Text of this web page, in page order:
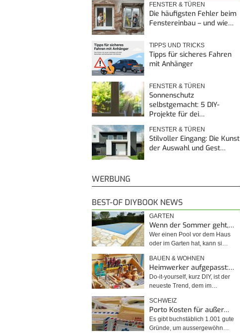
FENSTER & TÜREN
Die häufigsten Fehler beim
Fenstereinbau – und wie…
TIPPS UND TRICKS
Tipps für sicheres Fahren
mit Anhänger
FENSTER & TÜREN
Sonnenschutz
selbstgemacht: 5 DIY-
Projekte für dei…
FENSTER & TÜREN
Stilvoller Eingang: Die Kunst
der Auswahl und Gest…
WERBUNG
BEST-OF DIYBOOK NEWS
GARTEN
Wenn der Sommer geht,…
Wer einen Pool vor dem Haus
oder im Garten hat, kann si…
BAUEN & WOHNEN
Heimwerker aufgepasst:…
Do-it-yourself, kurz DIY, ist der
neueste Trend, dem im…
SCHWEIZ
Porto Kosten für außer…
Es gibt buchstäblich 1.001 gute
Gründe, um aussergewöhn…